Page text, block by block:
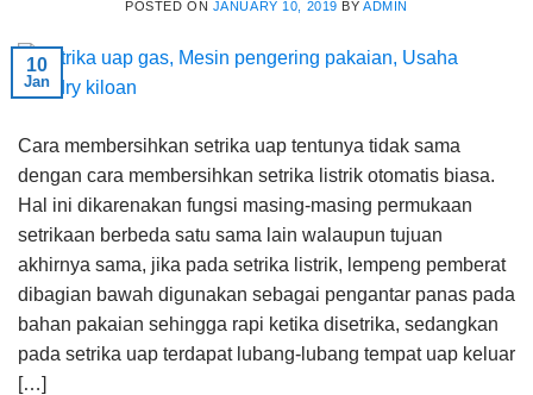
POSTED ON JANUARY 10, 2019 BY ADMIN
10
Jan
Cara membersihkan setrika uap tentunya tidak sama
dengan cara membersihkan setrika listrik otomatis biasa.
Hal ini dikarenakan fungsi masing-masing permukaan
setrikaan berbeda satu sama lain walaupun tujuan
akhirnya sama, jika pada setrika listrik, lempeng pemberat
dibagian bawah digunakan sebagai pengantar panas pada
bahan pakaian sehingga rapi ketika disetrika, sedangkan
pada setrika uap terdapat lubang-lubang tempat uap keluar
[…]